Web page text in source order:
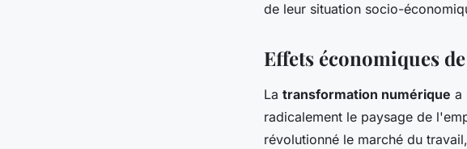
de leur situation socio-
Effets économiques
La transformation numérique a
radicalement le paysage de
révolutionné le marché du